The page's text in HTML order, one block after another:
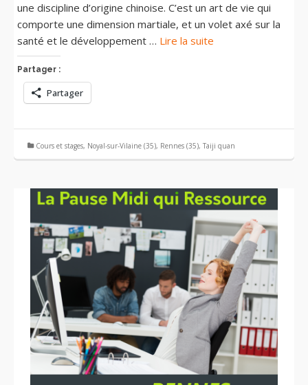
une discipline d’origine chinoise. C’est un art de vie qui
comporte une dimension martiale, et un volet axé sur la
santé et le développement … Lire la suite
Partager :
Partager
Cours et stages, Noyal-sur-Vilaine (35), Rennes (35), Taiji quan